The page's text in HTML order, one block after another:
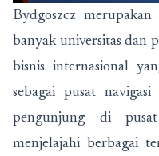
Bydgoszcz
banyak universitas dan
bisnis internasional
sebagai pusat
pengunjung di
menjelajahi berbagai